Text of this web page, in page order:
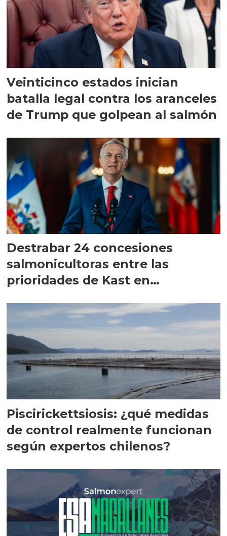
Veinticinco estados inician
batalla legal contra los aranceles
de Trump que golpean al salmón
Destrabar 24 concesiones
salmonicultoras entre las
prioridades de Kast en
Piscirickettsiosis: ¿qué medidas
de control realmente funcionan
según expertos chilenos?